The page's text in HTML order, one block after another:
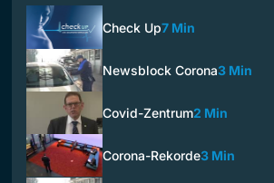
Check Up7 Min
Newsblock Corona3 Min
Covid-Zentrum2 Min
Corona-Rekorde3 Min